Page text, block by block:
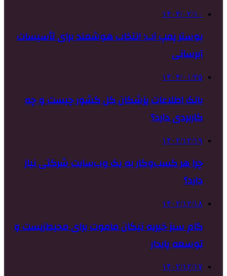
۱۴۰۴/۰۲/۱۰
بوستر پمپ آب: انتخاب هوشمند برای تأسیسات
آبرسانی
۱۴۰۴/۰۱/۲۵
بانک اطلاعات پزشکان کل کشور چیست و چه
کاربردی دارد؟
۱۴۰۲/۱۲/۱۹
چرا هر کسب‌وکار به یک وب‌سایت شرکتی نیاز
دارد؟
۱۴۰۲/۱۲/۱۸
گام سبز خیریه نیکان ماموت برای محیط‌زیست و
توسعه پایدار
۱۴۰۲/۱۲/۱۷